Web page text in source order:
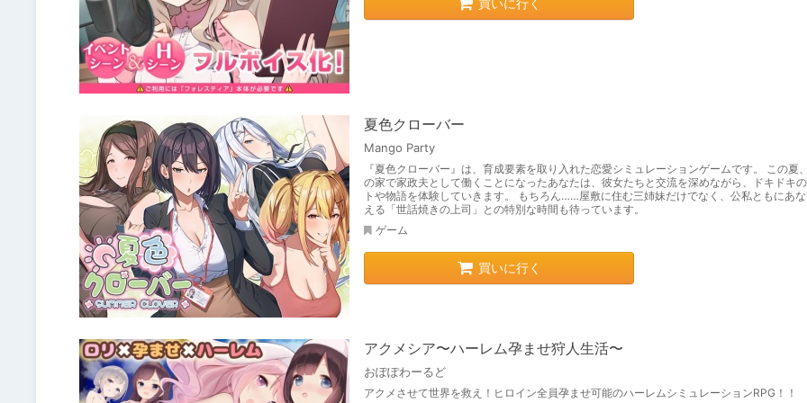
買いに行く
夏色クローバー
Mango Party
『夏色クローバー』は、育成要素を取り入れた恋愛シミュレーションゲームです。 この夏
の家で家政夫として働くことになったあなたは、彼女たちと交流を深めながら、ドキドキ
トや物語を体験していきます。 もちろん……屋敷に住む三姉妹だけでなく、公私ともにあ
える「世話焼きの上司」との特別な時間も待っています。
ゲーム
買いに行く
アクメシア〜ハーレム孕ませ狩人生活〜
おぽぽわーるど
アクメさせて世界を救え！ヒロイン全員孕ませ可能のハーレムシミュレーションRPG！！